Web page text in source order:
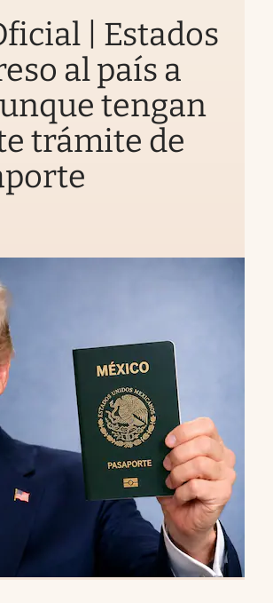
| Estados
al país a
tengan
trámite de